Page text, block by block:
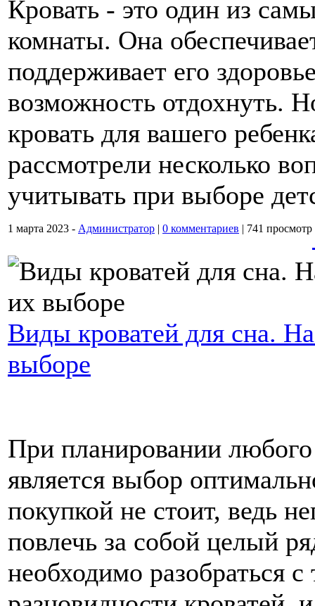
Кровать - это один из
комнаты. Она
поддерживает его
возможность отдохнуть.
кровать для вашего
рассмотрели несколько
учитывать при выборе
1 марта 2023 - Администратор | 0 комментариев | 741 просмотр
Виды кроватей для сна.
выборе
При планировании
является выбор
покупкой не стоит, ведь
повлечь за собой целый
необходимо разобраться